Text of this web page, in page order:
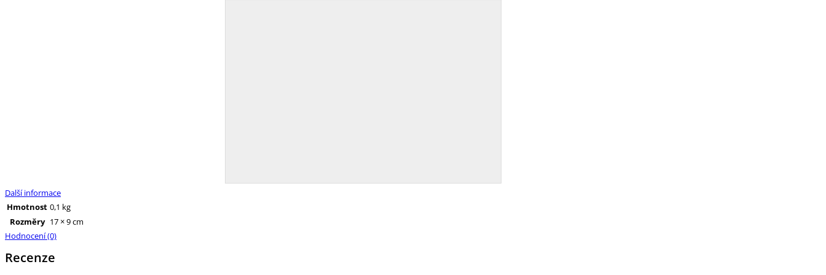
Další informace
Hmotnost 0,1 kg
Rozměry 17 × 9 cm
Hodnocení (0)
Recenze